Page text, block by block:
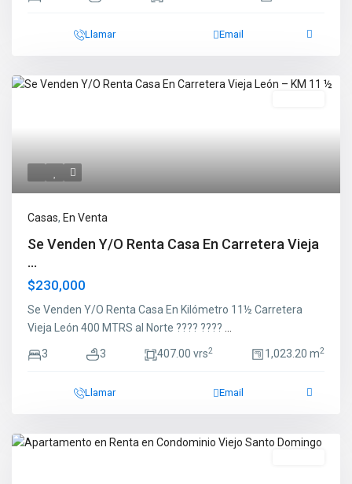
Llamar Email
Casas, En Venta
Se Venden Y/O Renta Casa En Carretera Vieja
...
$230,000
Se Venden Y/O Renta Casa En Kilómetro 11½ Carretera
Vieja León 400 MTRS al Norte ???? ????
3 3 407.00 vrs2 1,023.20 m2
Llamar Email